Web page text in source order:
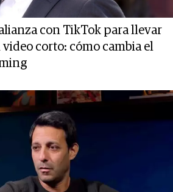
con TikTok para llevar
corto: cómo cambia el